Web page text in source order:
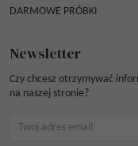
DARMOWE PRÓBKI
Newsletter
Czy chcesz otrzymywać
na naszej stronie?